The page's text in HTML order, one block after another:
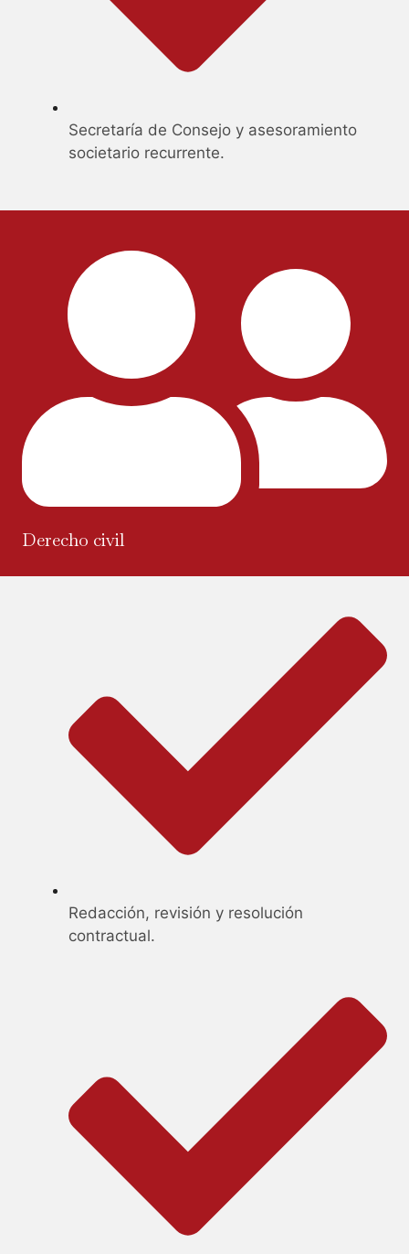
Secretaría de Consejo y asesoramiento
societario recurrente.
Derecho civil
Redacción, revisión y resolución
contractual.